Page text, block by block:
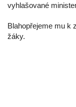
vyhlašované
Blahopřejeme mu k
žáky.